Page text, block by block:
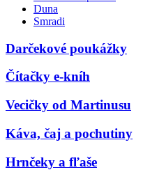
Duna
Smradi
Darčekové poukážky
Čítačky e-kníh
Vecičky od Martinusu
Káva, čaj a pochutiny
Hrnčeky a fľaše